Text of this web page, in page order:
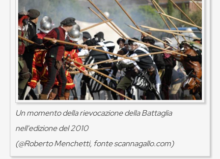
Un momento della rievocazione della Battaglia
nell'edizione del 2010
(@Roberto Menchetti, fonte scannagallo.com)